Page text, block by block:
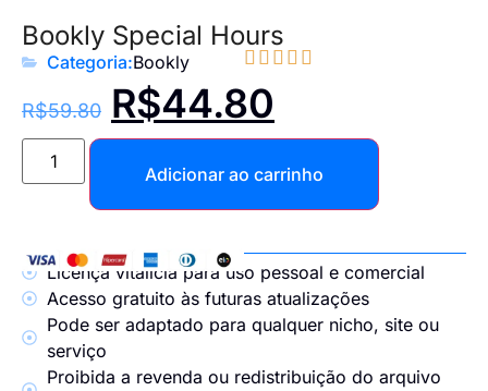
Bookly Special Hours
Categoria:Bookly     
R$59.80 R$44.80
Adicionar ao carrinho
Licença vitalícia para uso pessoal e comercial
Acesso gratuito às futuras atualizações
Pode ser adaptado para qualquer nicho, site ou
serviço
Proibida a revenda ou redistribuição do arquivo